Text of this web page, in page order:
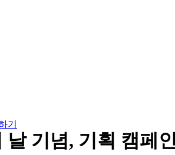
날 기념, 기획 캠페